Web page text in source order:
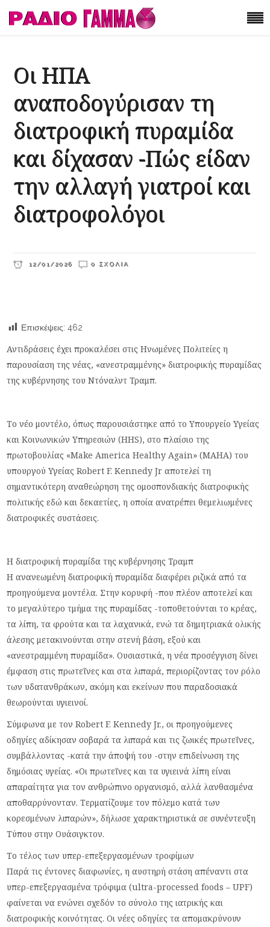
Οι ΗΠΑ
αναποδογύρισαν τη
διατροφική πυραμίδα
και δίχασαν -Πώς είδαν
την αλλαγή γιατροί και
διατροφολόγοι
12/01/2026 0 ΣΧΌΛΙΑ
Επισκέψεις: 462
Αντιδράσεις έχει προκαλέσει στις Ηνωμένες Πολιτείες η
παρουσίαση της νέας, «ανεστραμμένης» διατροφικής πυραμίδας
της κυβέρνησης του Ντόναλντ Τραμπ.
Το νέο μοντέλο, όπως παρουσιάστηκε από το Υπουργείο Υγείας
και Κοινωνικών Υπηρεσιών (HHS), στο πλαίσιο της
πρωτοβουλίας «Make America Healthy Again» (MAHA) του
υπουργού Υγείας Robert F. Kennedy Jr αποτελεί τη
σημαντικότερη αναθεώρηση της ομοσπονδιακής διατροφικής
πολιτικής εδώ και δεκαετίες, η οποία ανατρέπει θεμελιωμένες
διατροφικές συστάσεις.
Η διατροφική πυραμίδα της κυβέρνησης Τραμπ
Η ανανεωμένη διατροφική πυραμίδα διαφέρει ριζικά από τα
προηγούμενα μοντέλα. Στην κορυφή -που πλέον αποτελεί και
το μεγαλύτερο τμήμα της πυραμίδας -τοποθετούνται το κρέας,
τα λίπη, τα φρούτα και τα λαχανικά, ενώ τα δημητριακά ολικής
άλεσης μετακινούνται στην στενή βάση, εξού και
«ανεστραμμένη πυραμίδα». Ουσιαστικά, η νέα προσέγγιση δίνει
έμφαση στις πρωτεΐνες και στα λιπαρά, περιορίζοντας τον ρόλο
των υδατανθράκων, ακόμη και εκείνων που παραδοσιακά
θεωρούνται υγιεινοί.
Σύμφωνα με τον Robert F. Kennedy Jr., οι προηγούμενες
οδηγίες αδίκησαν σοβαρά τα λιπαρά και τις ζωικές πρωτεΐνες,
συμβάλλοντας -κατά την άποψή του -στην επιδείνωση της
δημόσιας υγείας. «Οι πρωτεΐνες και τα υγιεινά λίπη είναι
απαραίτητα για τον ανθρώπινο οργανισμό, αλλά λανθασμένα
αποθαρρύνονταν. Τερματίζουμε τον πόλεμο κατά των
κορεσμένων λιπαρών», δήλωσε χαρακτηριστικά σε συνέντευξη
Τύπου στην Ουάσιγκτον.
Το τέλος των υπερ-επεξεργασμένων τροφίμων
Παρά τις έντονες διαφωνίες, η αυστηρή στάση απέναντι στα
υπερ-επεξεργασμένα τρόφιμα (ultra-processed foods – UPF)
φαίνεται να ενώνει σχεδόν το σύνολο της ιατρικής και
διατροφικής κοινότητας. Οι νέες οδηγίες τα απομακρύνουν